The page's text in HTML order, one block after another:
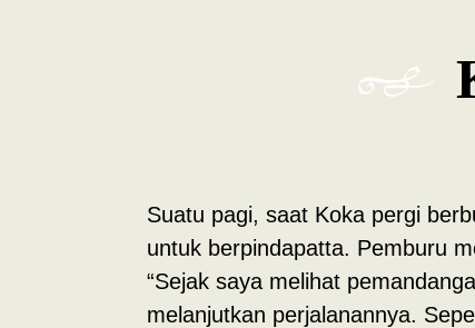
Suatu pagi, saat Koka pergi
untuk berpindapatta. Pemburu
“Sejak saya melihat
melanjutkan perjalanannya.